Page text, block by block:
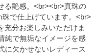
る艶感。<br><br>真珠の
で仕上げています。<br>
充分お楽しみいただけま
純で無垢なイメージを感
に欠かせないレディース